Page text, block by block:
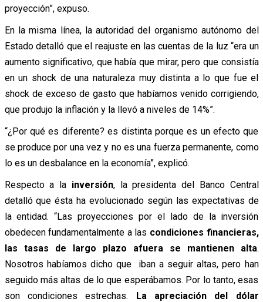
proyección”, expuso.
En la misma línea, la autoridad del organismo autónomo del
Estado detalló que el reajuste en las cuentas de la luz “era un
aumento significativo, que había que mirar, pero que consistía
en un shock de una naturaleza muy distinta a lo que fue el
shock de exceso de gasto que habíamos venido corrigiendo,
que produjo la inflación y la llevó a niveles de 14%”.
“¿Por qué es diferente? es distinta porque es un efecto que
se produce por una vez y no es una fuerza permanente, como
lo es un desbalance en la economía”, explicó.
Respecto a la inversión, la presidenta del Banco Central
detalló que ésta ha evolucionado según las expectativas de
la entidad. “Las proyecciones por el lado de la inversión
obedecen fundamentalmente a las condiciones financieras,
las tasas de largo plazo afuera se mantienen alta.
Nosotros habíamos dicho que iban a seguir altas, pero han
seguido más altas de lo que esperábamos. Por lo tanto, esas
son condiciones estrechas. La apreciación del dólar